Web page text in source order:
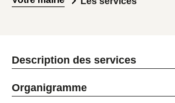
Description des services
Organigramme